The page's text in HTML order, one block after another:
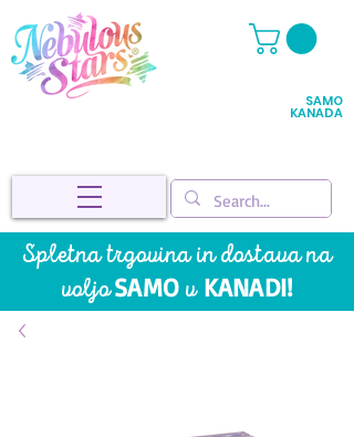
SAMO
KANADA
Spletna trgovina in dostava na
voljoSAMO vKANADI!